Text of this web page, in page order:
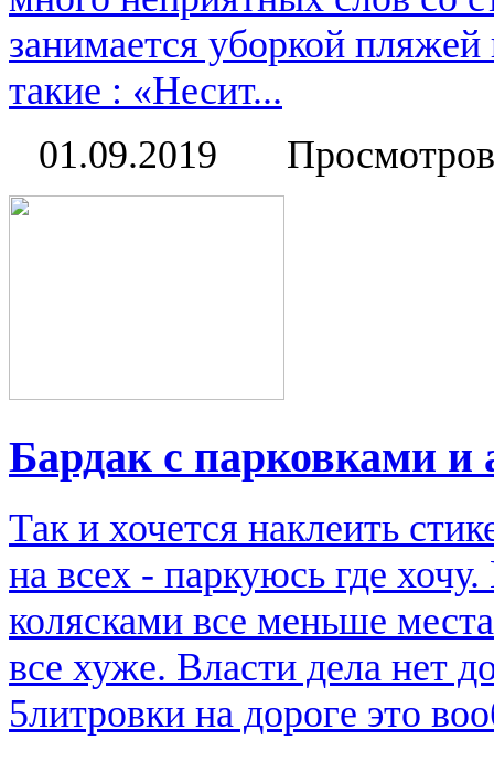
занимается уборкой
такие : «Несит...
01.09.2019
Бардак с парковками и
Так и хочется наклеить
на всех - паркуюсь где
колясками все меньше
все хуже. Власти дела нет
5литровки на дороге это